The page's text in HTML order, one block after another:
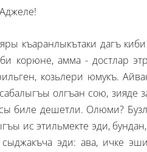
къаранлыкътаки дагъ
корюне, амма - достлар
козьлери юмукъ.
олгъан сою, зияде
биле дешетли. Олюми?
ис этильмекте эди,
эди: ава, ичке